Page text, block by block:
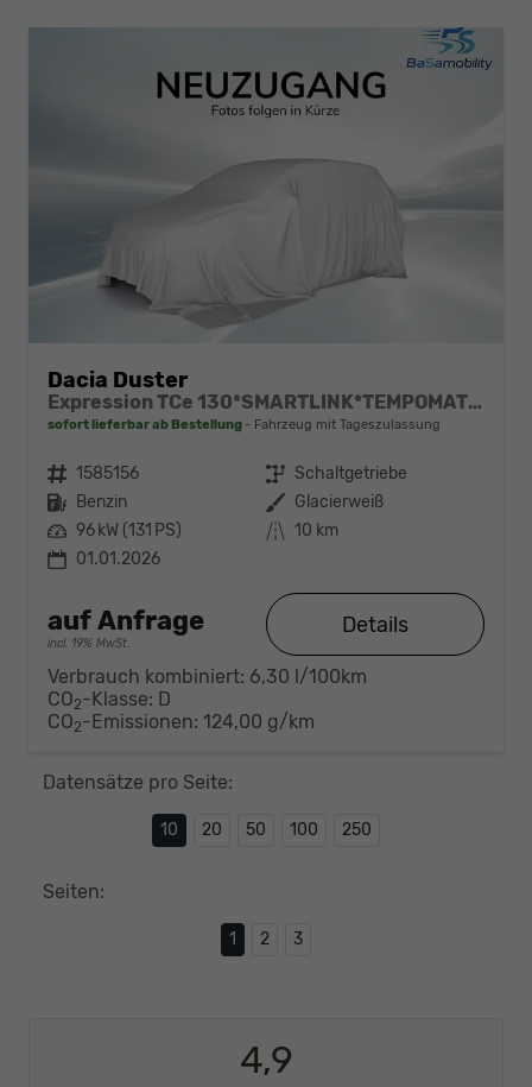
Dacia Duster
Expression TCe 130*SMARTLINK*TEMPOMAT*LED*PDC-KAMERA*SHZ*KLIMA*17-ZOLL
sofort lieferbar ab Bestellung Fahrzeug mit Tageszulassung
Fahrzeugnr. 1585156 Getriebe Schaltgetriebe
Kraftstoff Benzin Außenfarbe Glacierweiß
Leistung 96 kW (131 PS) Kilometerstand 10 km
01.01.2026
auf Anfrage
incl. 19% MwSt.
Details
Verbrauch kombiniert: 6,30 l/100km
CO2-Klasse: D
CO2-Emissionen: 124,00 g/km
Datensätze pro Seite:
10 20 50 100 250
Seiten:
1 2 3
4,9